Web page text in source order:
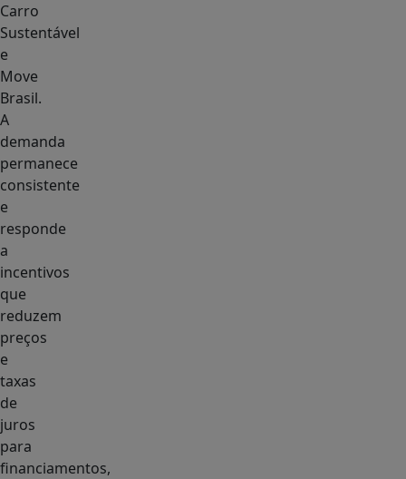
Carro
Sustentável
e
Move
Brasil.
A
demanda
permanece
consistente
e
responde
a
incentivos
que
reduzem
preços
e
taxas
de
juros
para
financiamentos,